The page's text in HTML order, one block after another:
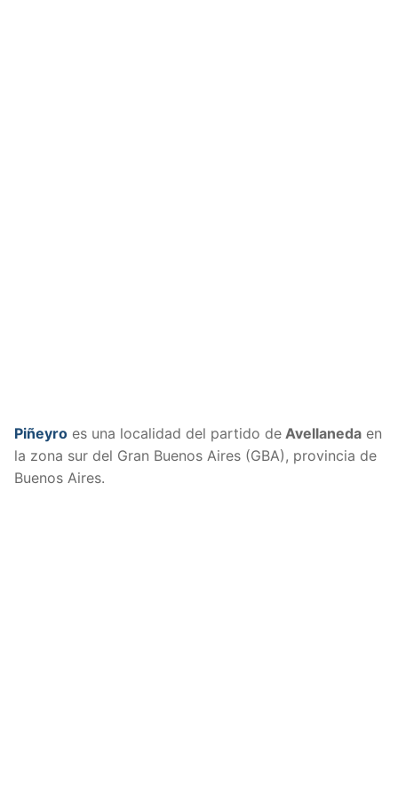
Piñeyro es una localidad del partido de Avellaneda en
la zona sur del Gran Buenos Aires (GBA), provincia de
Buenos Aires.